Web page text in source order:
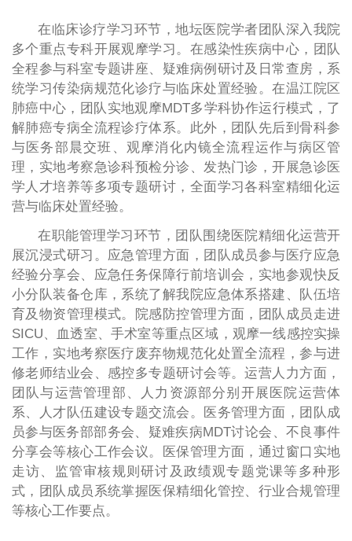
在临床诊疗学习环节，地坛医院学者团队深入我院
多个重点专科开展观摩学习。在感染性疾病中心，团队
全程参与科室专题讲座、疑难病例研讨及日常查房，系
统学习传染病规范化诊疗与临床处置经验。在温江院区
肺癌中心，团队实地观摩MDT多学科协作运行模式，了
解肺癌专病全流程诊疗体系。此外，团队先后到骨科参
与医务部晨交班、观摩消化内镜全流程运作与病区管
理，实地考察急诊科预检分诊、发热门诊，开展急诊医
学人才培养等多项专题研讨，全面学习各科室精细化运
营与临床处置经验。
在职能管理学习环节，团队围绕医院精细化运营开
展沉浸式研习。应急管理方面，团队成员参与医疗应急
经验分享会、应急任务保障行前培训会，实地参观快反
小分队装备仓库，系统了解我院应急体系搭建、队伍培
育及物资管理模式。院感防控管理方面，团队成员走进
SICU、血透室、手术室等重点区域，观摩一线感控实操
工作，实地考察医疗废弃物规范化处置全流程，参与进
修老师结业会、感控多专题研讨会等。运营人力方面，
团队与运营管理部、人力资源部分别开展医院运营体
系、人才队伍建设专题交流会。医务管理方面，团队成
员参与医务部部务会、疑难疾病MDT讨论会、不良事件
分享会等核心工作会议。医保管理方面，通过窗口实地
走访、监管审核规则研讨及政绩观专题党课等多种形
式，团队成员系统掌握医保精细化管控、行业合规管理
等核心工作要点。